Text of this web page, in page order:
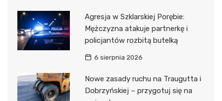
Agresja w Szklarskiej Porębie:
Mężczyzna atakuje partnerkę i
policjantów rozbitą butelką
6 sierpnia 2026
Nowe zasady ruchu na Traugutta i
Dobrzyńskiej – przygotuj się na